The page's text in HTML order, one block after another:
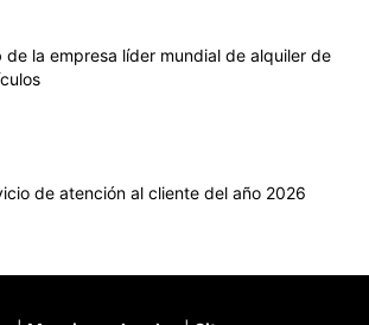
de la empresa líder mundial de alquiler de
de atención al cliente del año 2026